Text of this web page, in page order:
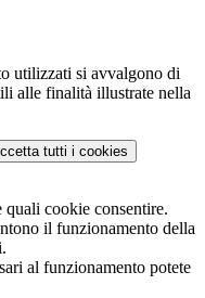
utilizzati si avvalgono di
alle finalità illustrate nella
tutti i cookies
quali cookie consentire.
il funzionamento della
al funzionamento potete